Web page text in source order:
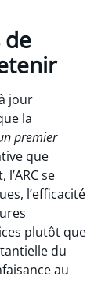
de
jour
la
premier
que
se
l’efficacité
plutôt que
du
au